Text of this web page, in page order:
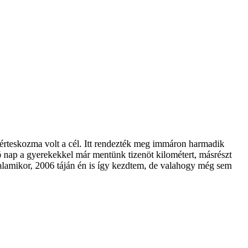
volt a cél. Itt rendezték meg immáron harmadik
a gyerekekkel már mentünk tizenöt kilométert, másrészt
2006 táján én is így kezdtem, de valahogy még sem